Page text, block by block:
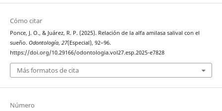
Cómo citar
Ponce, J. O., & Juárez, R. P. (2025). Relación de la alfa amilasa salival con el
sueño. Odontología, 27(Especial), 92–96.
https://doi.org/10.29166/odontologia.vol27.esp.2025-e7828
Más formatos de cita
Número